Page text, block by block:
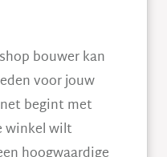
bouwer kan
voor jouw
begint met
winkel wilt